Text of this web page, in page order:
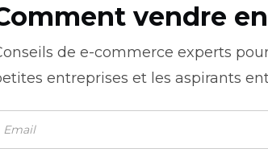
vendre
de e-commerce experts
entreprises et les aspirants